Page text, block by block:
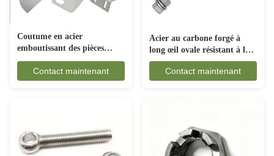
Coutume en acier
emboutissant des pièces
anticorrosion pour
l'industrie automobile
Contact maintenant
Acier au carbone forgé à
long œil ovale résistant à la
rouille pour les engins
maritimes
Contact maintenant